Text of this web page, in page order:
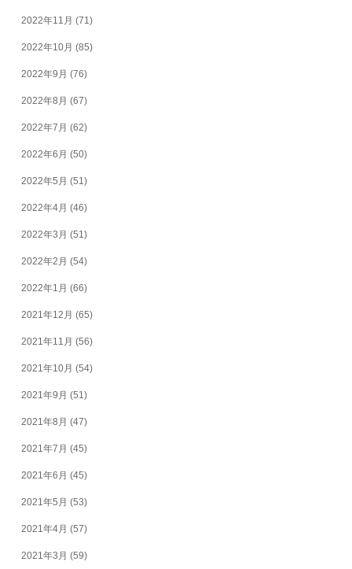
2022年11月 (71)
2022年10月 (85)
2022年9月 (76)
2022年8月 (67)
2022年7月 (62)
2022年6月 (50)
2022年5月 (51)
2022年4月 (46)
2022年3月 (51)
2022年2月 (54)
2022年1月 (66)
2021年12月 (65)
2021年11月 (56)
2021年10月 (54)
2021年9月 (51)
2021年8月 (47)
2021年7月 (45)
2021年6月 (45)
2021年5月 (53)
2021年4月 (57)
2021年3月 (59)